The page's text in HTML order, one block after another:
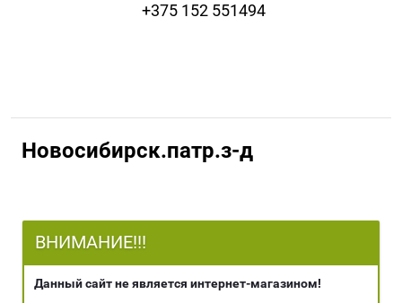
+375 152 551494
Новосибирск.патр.з-д
ВНИМАНИЕ!!!
Данный сайт не является интернет-магазином!